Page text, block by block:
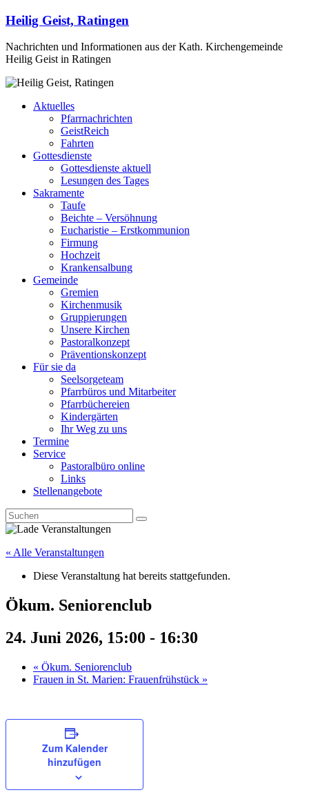
Heilig Geist, Ratingen
Nachrichten und Informationen aus der Kath. Kirchengemeinde
Heilig Geist in Ratingen
Aktuelles
Pfarrnachrichten
GeistReich
Fahrten
Gottesdienste
Gottesdienste aktuell
Lesungen des Tages
Sakramente
Taufe
Beichte – Versöhnung
Eucharistie – Erstkommunion
Firmung
Hochzeit
Krankensalbung
Gemeinde
Gremien
Kirchenmusik
Gruppierungen
Unsere Kirchen
Pastoralkonzept
Präventionskonzept
Für sie da
Seelsorgeteam
Pfarrbüros und Mitarbeiter
Pfarrbüchereien
Kindergärten
Ihr Weg zu uns
Termine
Service
Pastoralbüro online
Links
Stellenangebote
« Alle Veranstaltungen
Diese Veranstaltung hat bereits stattgefunden.
Ökum. Seniorenclub
24. Juni 2026, 15:00 - 16:30
« Ökum. Seniorenclub
Frauen in St. Marien: Frauenfrühstück »
Zum Kalender
hinzufügen